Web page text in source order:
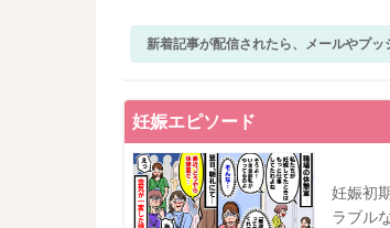
新着記事が配信されたら、メールやプッ
妊娠エピソード
妊娠初
ラブル